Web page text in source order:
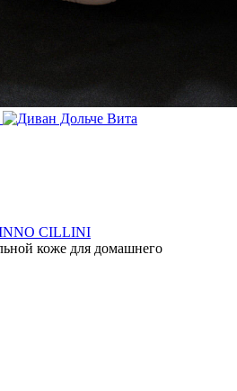
CILLINI
коже для домашнего